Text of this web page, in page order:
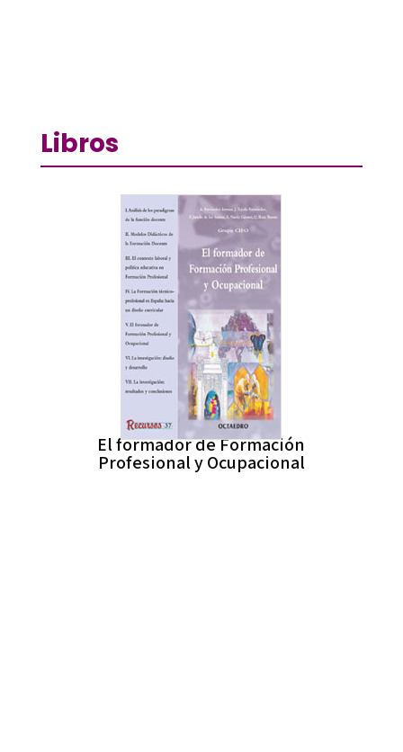
Libros
El formador de Formación
Profesional y Ocupacional